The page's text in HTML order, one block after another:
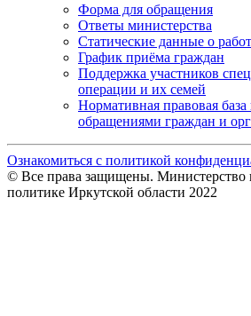
Форма для обращения
Ответы министерства
Статические данные о
График приёма граждан
Поддержка участников
операции и их семей
Нормативная правовая база
обращениями граждан и
Ознакомиться с политикой
© Все права защищены. Министерство
политике Иркутской области 2022